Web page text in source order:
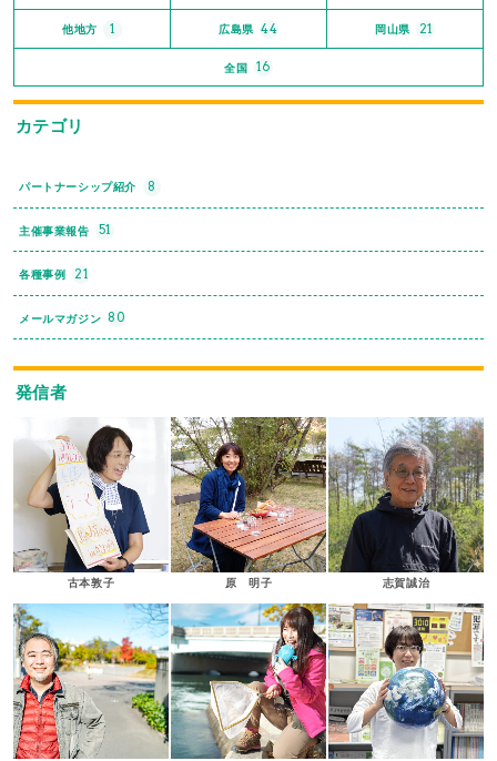
他地方 1 広島県 44 岡山県 21
全国 16
カテゴリ
パートナーシップ紹介 8
主催事業報告 51
各種事例 21
メールマガジン 80
発信者
古本敦子 原 明子 志賀誠治